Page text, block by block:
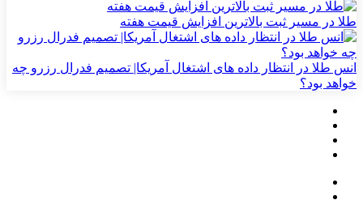
طلا در مسیر ثبت بالاترین افزایش قیمت هفته
انس طلا در انتظار داده های اشتغال آمریکا| تصمیم فدرال رزرو چه
خواهد بود؟